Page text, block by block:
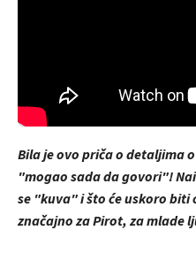
Bila je ovo priča o detaljima
"mogao sada da govori"!
se "kuva" i što će uskoro biti
značajno za Pirot, za mlade